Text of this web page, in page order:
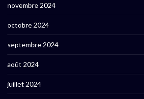
novembre 2024
octobre 2024
septembre 2024
août 2024
juillet 2024